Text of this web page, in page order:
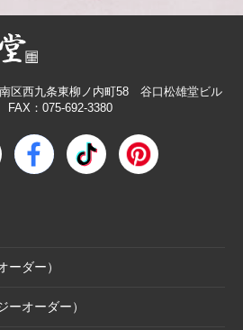
】売場づくりを応援！訴求力を高
格改定のお願い
案内】色エンピツ作家 かわばたあき
、ワンダーランドへと誘うアートグ
モボックス〉と〈ミニアートボック
に関するお詫びと交換対応のお知ら
区西九条東柳ノ内町58 谷口松雄堂ビル
FAX：075-692-3380
ーダー）
ーオーダー）